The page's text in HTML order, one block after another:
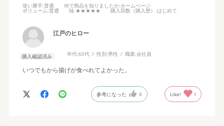
使い勝手:普通 何で商品を知りましたか:ホームページ
ボリューム:普通 味:★★★★★ 購入回数（購入歴） :はじめて
江戸のヒロー
購入確認済み 年代:60代 性別:男性 職業:会社員
いつでもから揚げが食べれてよかった。
参考になった 0 Like! 1